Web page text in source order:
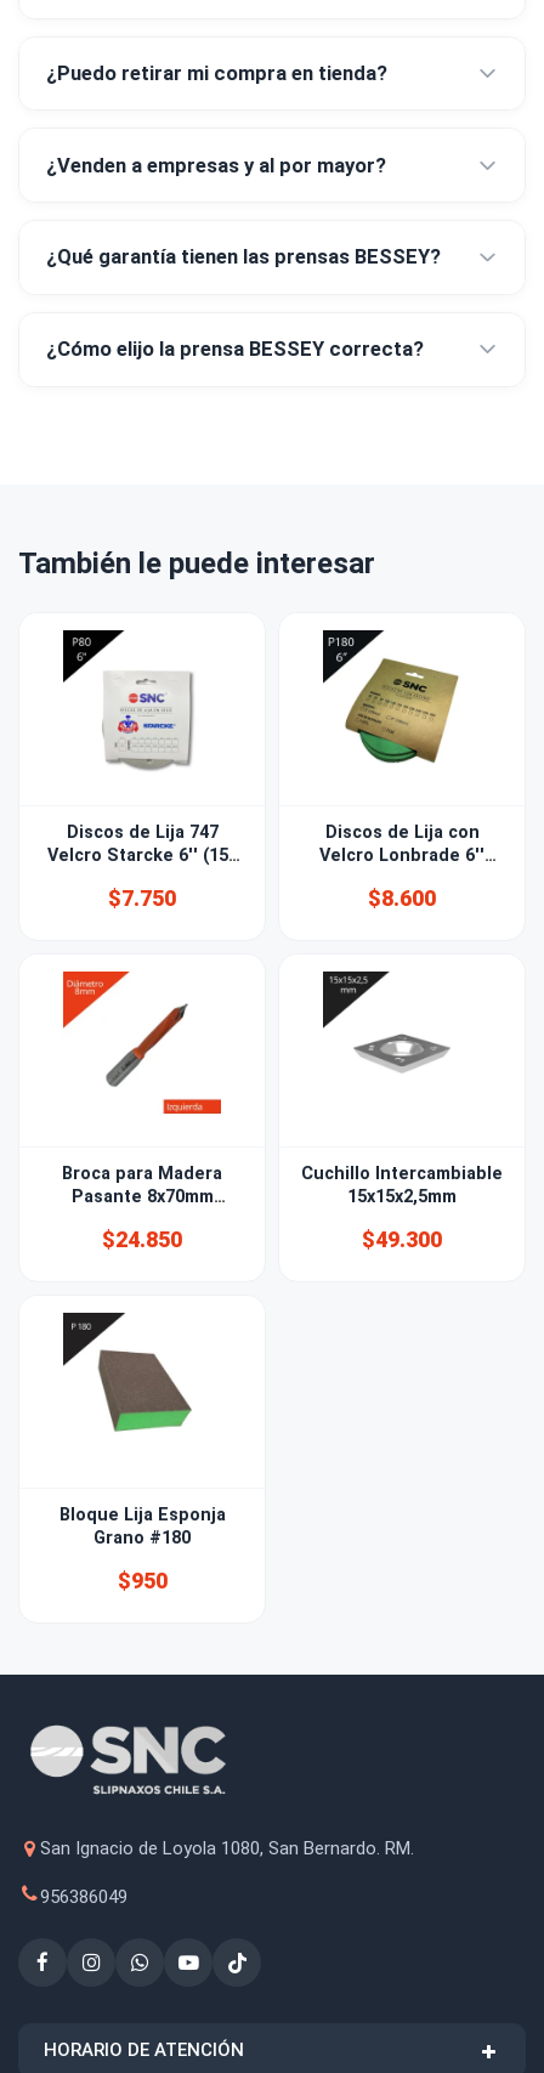
¿Puedo retirar mi compra en tienda?
¿Venden a empresas y al por mayor?
¿Qué garantía tienen las prensas BESSEY?
¿Cómo elijo la prensa BESSEY correcta?
También le puede interesar
Discos de Lija 747
Velcro Starcke 6'' (150
$7.750
Discos de Lija con
Velcro Lonbrade 6''
$8.600
Broca para Madera
Pasante 8x70mm
$24.850
Cuchillo Intercambiable
15x15x2,5mm
$49.300
Bloque Lija Esponja
Grano #180
$950
San Ignacio de Loyola 1080, San Bernardo. RM.
956386049
HORARIO DE ATENCIÓN